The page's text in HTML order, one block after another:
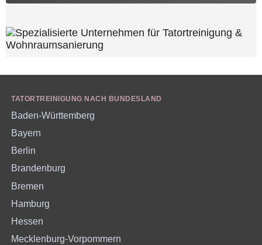
TATORTREINIGUNG NACH BUNDESLAND
Baden-Württemberg
Bayern
Berlin
Brandenburg
Bremen
Hamburg
Hessen
Mecklenburg-Vorpommern